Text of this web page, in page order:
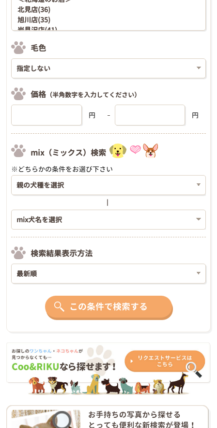
毛色
価格 （半角数字を入力してください）
円 円
mix（ミックス）検索
※どちらかの条件をお選び下さい
検索結果表示方法
この条件で検索する